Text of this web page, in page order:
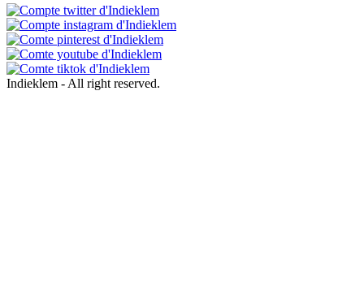
Indieklem - All right reserved.